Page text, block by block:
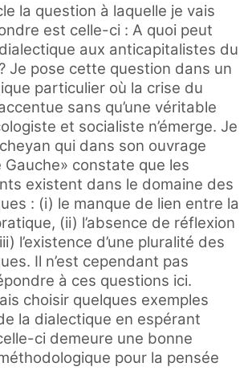
la question à laquelle je vais
est celle-ci : A quoi peut
aux anticapitalistes du
Je pose cette question dans un
particulier où la crise du
sans qu’une véritable
et socialiste n’émerge. Je
qui dans son ouvrage
Gauche» constate que les
existent dans le domaine des
: (i) le manque de lien entre la
(ii) l’absence de réflexion
l’existence d’une pluralité des
Il n’est cependant pas
à ces questions ici.
choisir quelques exemples
la dialectique en espérant
ci demeure une bonne
pour la pensée